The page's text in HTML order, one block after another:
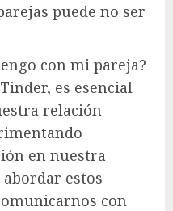
puede no ser
con mi pareja?
es esencial
relación
en nuestra
estos
con